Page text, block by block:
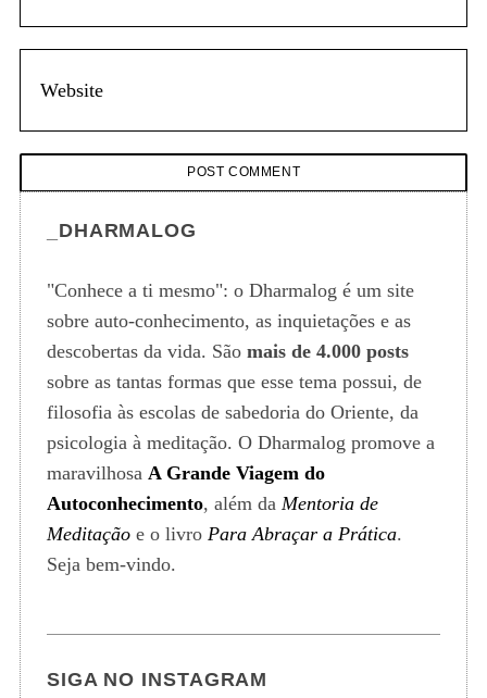
_DHARMALOG
"Conhece a ti mesmo": o Dharmalog é um site
sobre auto-conhecimento, as inquietações e as
descobertas da vida. São mais de 4.000 posts
sobre as tantas formas que esse tema possui, de
filosofia às escolas de sabedoria do Oriente, da
psicologia à meditação. O Dharmalog promove a
maravilhosa A Grande Viagem do
Autoconhecimento, além da Mentoria de
Meditaçãoe o livro Para Abraçar a Prática.
Seja bem-vindo.
SIGA NO INSTAGRAM